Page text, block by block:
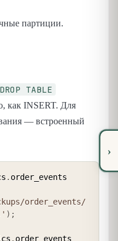
партиции.
DROP TABLE
как INSERT. Для
— встроенный
. order_events
order_events/
) ;
. order_events
›